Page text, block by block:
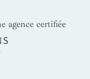
agence certifiée